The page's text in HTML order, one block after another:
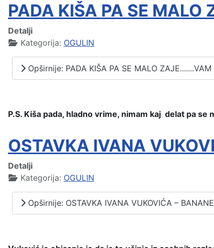
PADA KIŠA PA SE MALO
Detalji
Kategorija: OGULIN
Opširnije: PADA KIŠA PA SE MALO ZAJE.......VAM
P.S. Kiša pada, hladno vrime, nimam kaj delat pa se
OSTAVKA IVANA
Detalji
Kategorija: OGULIN
Opširnije: OSTAVKA IVANA VUKOVIĆA –